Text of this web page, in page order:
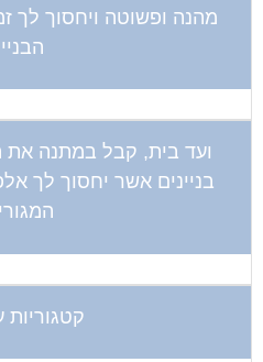
מהנה ופשוטה ויחסוך לך
ועד בית, קבל במתנה את
בניינים אשר יחסוך לך
קטגוריות